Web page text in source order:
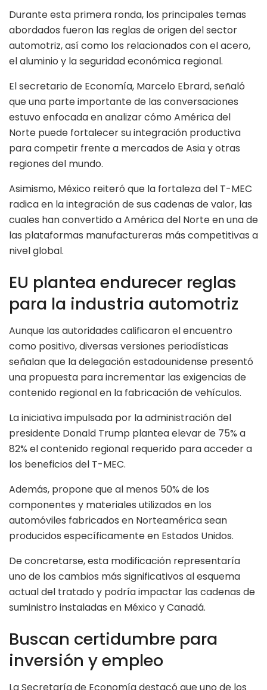
Durante esta primera ronda, los principales temas
abordados fueron las reglas de origen del sector
automotriz, así como los relacionados con el acero,
el aluminio y la seguridad económica regional.
El secretario de Economía, Marcelo Ebrard, señaló
que una parte importante de las conversaciones
estuvo enfocada en analizar cómo América del
Norte puede fortalecer su integración productiva
para competir frente a mercados de Asia y otras
regiones del mundo.
Asimismo, México reiteró que la fortaleza del T-MEC
radica en la integración de sus cadenas de valor, las
cuales han convertido a América del Norte en una de
las plataformas manufactureras más competitivas a
nivel global.
EU plantea endurecer reglas
para la industria automotriz
Aunque las autoridades calificaron el encuentro
como positivo, diversas versiones periodísticas
señalan que la delegación estadounidense presentó
una propuesta para incrementar las exigencias de
contenido regional en la fabricación de vehículos.
La iniciativa impulsada por la administración del
presidente Donald Trump plantea elevar de 75% a
82% el contenido regional requerido para acceder a
los beneficios del T-MEC.
Además, propone que al menos 50% de los
componentes y materiales utilizados en los
automóviles fabricados en Norteamérica sean
producidos específicamente en Estados Unidos.
De concretarse, esta modificación representaría
uno de los cambios más significativos al esquema
actual del tratado y podría impactar las cadenas de
suministro instaladas en México y Canadá.
Buscan certidumbre para
inversión y empleo